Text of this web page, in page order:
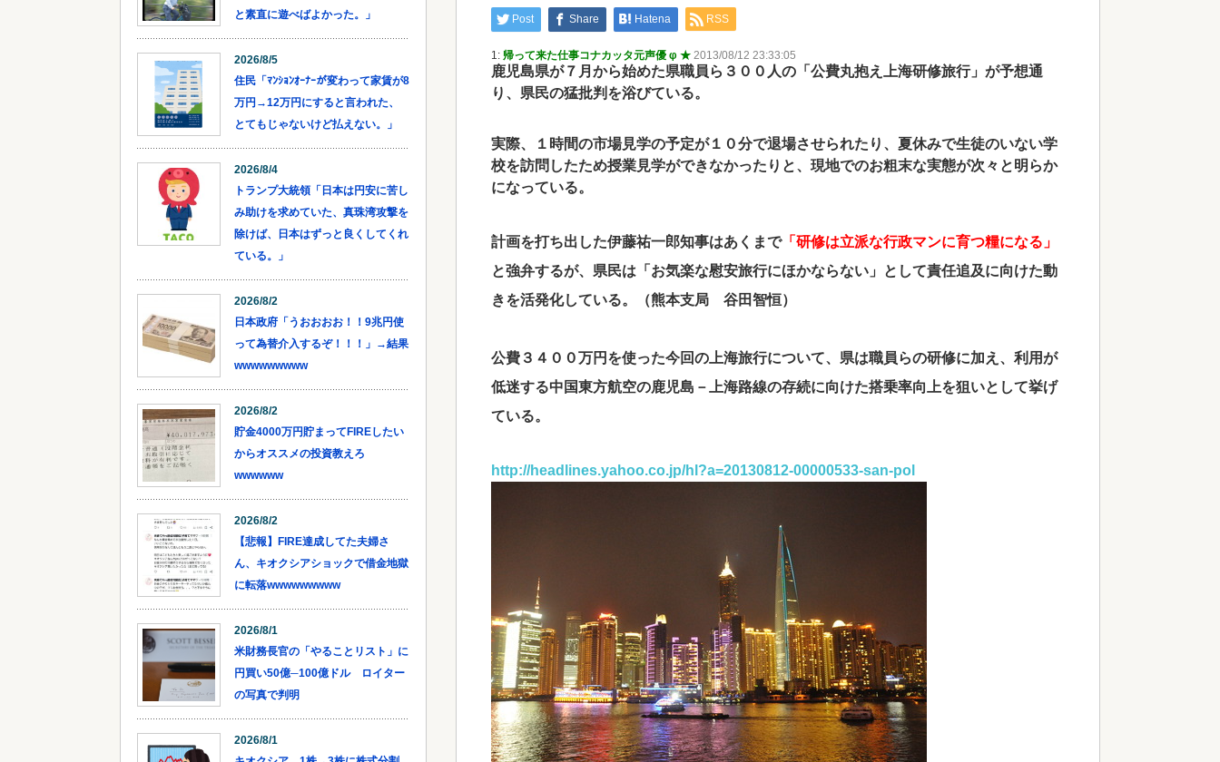
Post Share Hatena RSS
1: 帰って来た仕事コナカッタ元声優 φ ★ 2013/08/12 23:33:05
鹿児島県が７月から始めた県職員ら３００人の「公費丸抱え上海研修旅行」が予想通
り、県民の猛批判を浴びている。
実際、１時間の市場見学の予定が１０分で退場させられたり、夏休みで生徒のいない学
校を訪問したため授業見学ができなかったりと、現地でのお粗末な実態が次々と明らか
になっている。
計画を打ち出した伊藤祐一郎知事はあくまで「研修は立派な行政マンに育つ糧になる」
と強弁するが、県民は「お気楽な慰安旅行にほかならない」として責任追及に向けた動
きを活発化している。（熊本支局 谷田智恒）
公費３４００万円を使った今回の上海旅行について、県は職員らの研修に加え、利用が
低迷する中国東方航空の鹿児島－上海路線の存続に向けた搭乗率向上を狙いとして挙げ
ている。
http://headlines.yahoo.co.jp/hl?a=20130812-00000533-san-pol
と素直に遊べばよかった。」
2026/8/5
住民「ﾏﾝｼｮﾝｵｰﾅｰが変わって家賃が8
万円→12万円にすると言われた、
とてもじゃないけど払えない。」
2026/8/4
トランプ大統領「日本は円安に苦し
み助けを求めていた、真珠湾攻撃を
除けば、日本はずっと良くしてくれ
ている。」
2026/8/2
日本政府「うおおおお！！9兆円使
って為替介入するぞ！！！」→結果
wwwwwwwww
2026/8/2
貯金4000万円貯まってFIREしたい
からオススメの投資教えろ
wwwwww
2026/8/2
【悲報】FIRE達成してた夫婦さ
ん、キオクシアショックで借金地獄
に転落wwwwwwwww
2026/8/1
米財務長官の「やることリスト」に
円買い50億─100億ドル ロイター
の写真で判明
2026/8/1